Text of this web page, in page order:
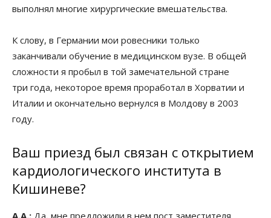
выполнял многие хирургические вмешательства.
К слову, в Германии мои ровесники только
заканчивали обучение в медицинском вузе. В общей
сложности я пробыл в той замечательной стране
три года, некоторое время проработал в Хорватии и
Италии и окончательно вернулся в Молдову в 2003
году.
Ваш приезд был связан с открытием
кардиологического института в
Кишиневе?